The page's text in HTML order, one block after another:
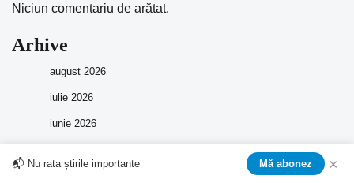
Niciun comentariu de arătat.
Arhive
august 2026
iulie 2026
iunie 2026
📬 Nu rata știrile importante Mă abonez ×